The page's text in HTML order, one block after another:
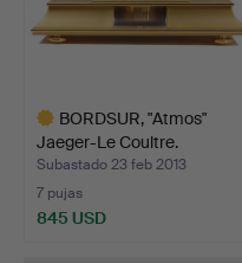
BORDSUR, "Atmos"
Jaeger-Le Coultre.
Subastado 23 feb 2013
7 pujas
845 USD